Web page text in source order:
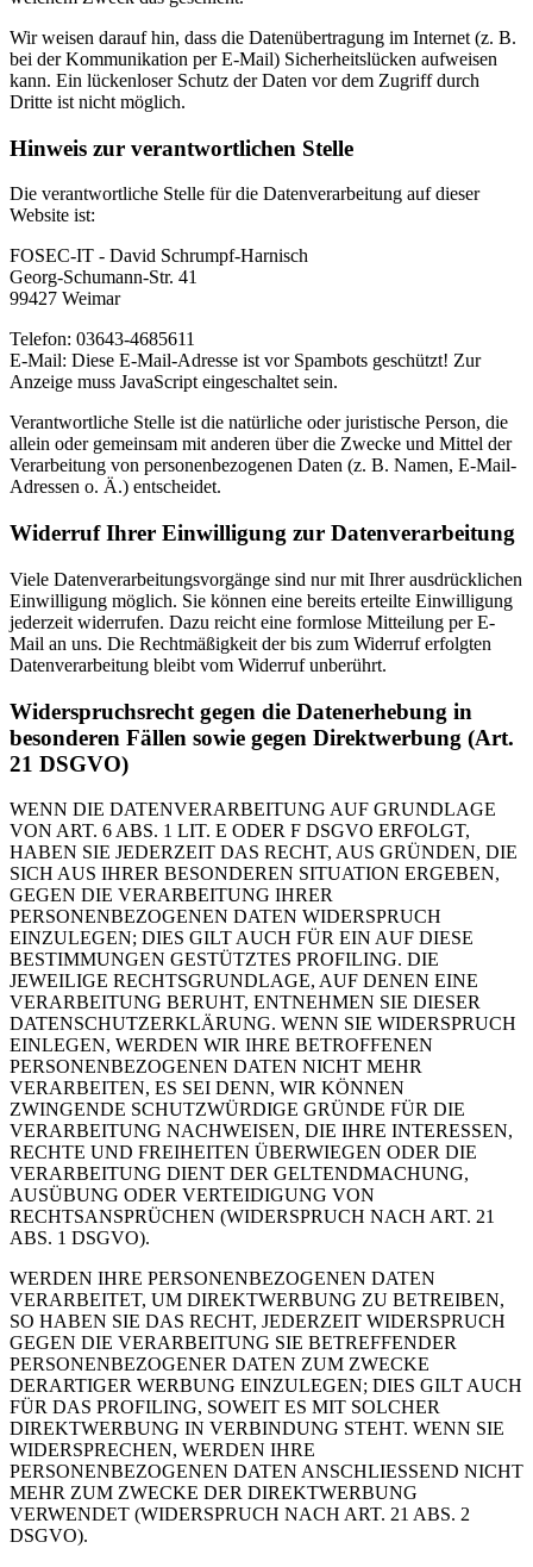
Wir weisen darauf hin, dass die Datenübertragung im Internet (z. B.
bei der Kommunikation per E-Mail) Sicherheitslücken aufweisen
kann. Ein lückenloser Schutz der Daten vor dem Zugriff durch
Dritte ist nicht möglich.
Hinweis zur verantwortlichen Stelle
Die verantwortliche Stelle für die Datenverarbeitung auf dieser
Website ist:
FOSEC-IT - David Schrumpf-Harnisch
Georg-Schumann-Str. 41
99427 Weimar
Telefon: 03643-4685611
E-Mail: Diese E-Mail-Adresse ist vor Spambots geschützt! Zur
Anzeige muss JavaScript eingeschaltet sein.
Verantwortliche Stelle ist die natürliche oder juristische Person, die
allein oder gemeinsam mit anderen über die Zwecke und Mittel der
Verarbeitung von personenbezogenen Daten (z. B. Namen, E-Mail-
Adressen o. Ä.) entscheidet.
Widerruf Ihrer Einwilligung zur Datenverarbeitung
Viele Datenverarbeitungsvorgänge sind nur mit Ihrer ausdrücklichen
Einwilligung möglich. Sie können eine bereits erteilte Einwilligung
jederzeit widerrufen. Dazu reicht eine formlose Mitteilung per E-
Mail an uns. Die Rechtmäßigkeit der bis zum Widerruf erfolgten
Datenverarbeitung bleibt vom Widerruf unberührt.
Widerspruchsrecht gegen die Datenerhebung in
besonderen Fällen sowie gegen Direktwerbung (Art.
21 DSGVO)
WENN DIE DATENVERARBEITUNG AUF GRUNDLAGE
VON ART. 6 ABS. 1 LIT. E ODER F DSGVO ERFOLGT,
HABEN SIE JEDERZEIT DAS RECHT, AUS GRÜNDEN, DIE
SICH AUS IHRER BESONDEREN SITUATION ERGEBEN,
GEGEN DIE VERARBEITUNG IHRER
PERSONENBEZOGENEN DATEN WIDERSPRUCH
EINZULEGEN; DIES GILT AUCH FÜR EIN AUF DIESE
BESTIMMUNGEN GESTÜTZTES PROFILING. DIE
JEWEILIGE RECHTSGRUNDLAGE, AUF DENEN EINE
VERARBEITUNG BERUHT, ENTNEHMEN SIE DIESER
DATENSCHUTZERKLÄRUNG. WENN SIE WIDERSPRUCH
EINLEGEN, WERDEN WIR IHRE BETROFFENEN
PERSONENBEZOGENEN DATEN NICHT MEHR
VERARBEITEN, ES SEI DENN, WIR KÖNNEN
ZWINGENDE SCHUTZWÜRDIGE GRÜNDE FÜR DIE
VERARBEITUNG NACHWEISEN, DIE IHRE INTERESSEN,
RECHTE UND FREIHEITEN ÜBERWIEGEN ODER DIE
VERARBEITUNG DIENT DER GELTENDMACHUNG,
AUSÜBUNG ODER VERTEIDIGUNG VON
RECHTSANSPRÜCHEN (WIDERSPRUCH NACH ART. 21
ABS. 1 DSGVO).
WERDEN IHRE PERSONENBEZOGENEN DATEN
VERARBEITET, UM DIREKTWERBUNG ZU BETREIBEN,
SO HABEN SIE DAS RECHT, JEDERZEIT WIDERSPRUCH
GEGEN DIE VERARBEITUNG SIE BETREFFENDER
PERSONENBEZOGENER DATEN ZUM ZWECKE
DERARTIGER WERBUNG EINZULEGEN; DIES GILT AUCH
FÜR DAS PROFILING, SOWEIT ES MIT SOLCHER
DIREKTWERBUNG IN VERBINDUNG STEHT. WENN SIE
WIDERSPRECHEN, WERDEN IHRE
PERSONENBEZOGENEN DATEN ANSCHLIESSEND NICHT
MEHR ZUM ZWECKE DER DIREKTWERBUNG
VERWENDET (WIDERSPRUCH NACH ART. 21 ABS. 2
DSGVO).